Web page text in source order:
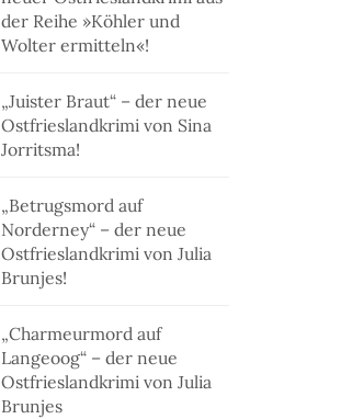
der Reihe »Köhler und
Wolter ermitteln«!
„Juister Braut“ – der neue
Ostfrieslandkrimi von Sina
Jorritsma!
„Betrugsmord auf
Norderney“ – der neue
Ostfrieslandkrimi von Julia
Brunjes!
„Charmeurmord auf
Langeoog“ – der neue
Ostfrieslandkrimi von Julia
Brunjes